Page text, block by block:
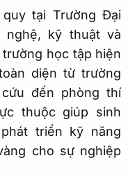
học tập hiện
diện từ trường
đến phòng thí
thuộc giúp sinh
triển kỹ năng
cho sự nghiệp
Đại học